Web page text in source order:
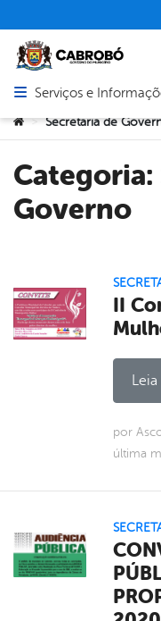
Abrir menu principal
Serviços e
Você está aqui:
> Secretaria de
Categoria:
Governo
II
por
última